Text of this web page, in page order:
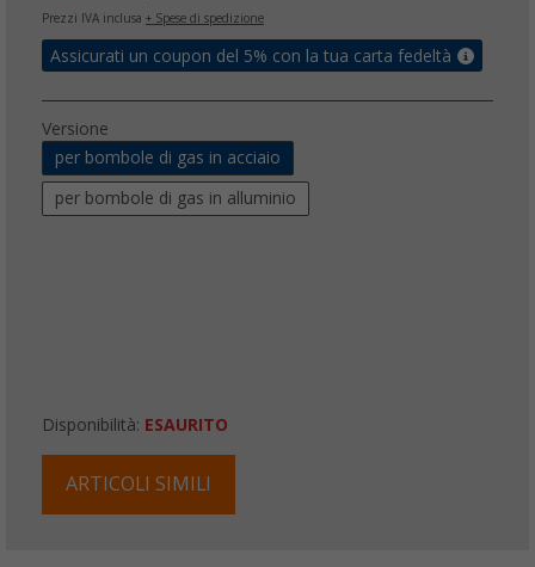
Prezzi IVA inclusa + Spese di spedizione
Assicurati un coupon del 5% con la tua carta fedeltà
Versione
per bombole di gas in acciaio
per bombole di gas in alluminio
Disponibilità: ESAURITO
ARTICOLI SIMILI